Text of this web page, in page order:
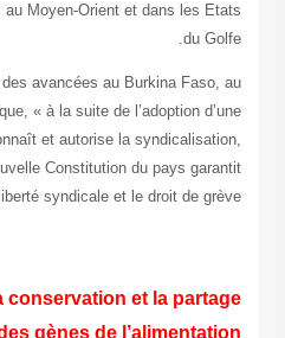
et des
Il se
nouvelle
tandis
FAO: